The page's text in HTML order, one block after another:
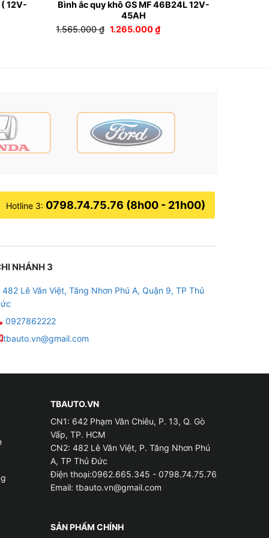
12V-
Bình ắc quy khô GS MF 46B24L 12V-
45AH
1.565.000₫ Giá
1.265.000₫Giá
hiện
Hotline 3: 0798.74.75.76 (8h00 - 21h00)
NHÁNH 3
482 Lê Văn Việt, Tăng Nhơn Phú A, Quận 9, TP Thủ
0927862222
tbauto.vn@gmail.com
TBAUTO.VN
CN1: 642 Phạm Văn Chiêu, P. 13, Q. Gò
Vấp, TP. HCM
CN2: 482 Lê Văn Việt, P. Tăng Nhơn Phú
A, TP Thủ Đức
Điện thoại:0962.665.345 - 0798.74.75.76
Email: tbauto.vn@gmail.com
SẢN PHẨM CHÍNH